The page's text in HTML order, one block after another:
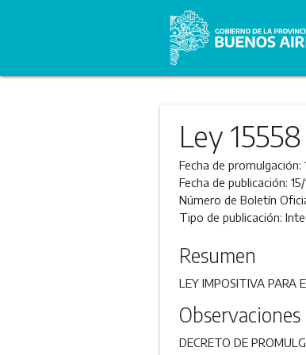
Ley 15558
Fecha de promulgación:
Fecha de publicación:
Número de Boletín
Tipo de publicación:
Resumen
LEY IMPOSITIVA PARA
Observaciones
DECRETO DE